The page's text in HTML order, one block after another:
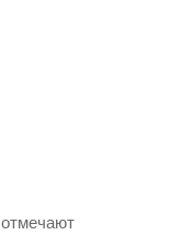
отмечают